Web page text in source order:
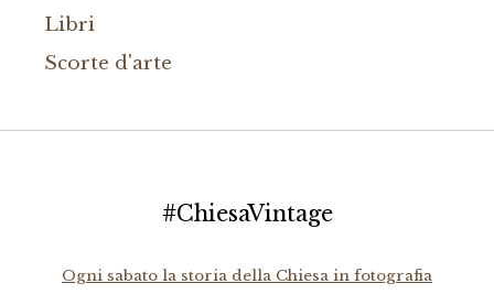
Libri
Scorte d'arte
#ChiesaVintage
Ogni sabato la storia della Chiesa in fotografia